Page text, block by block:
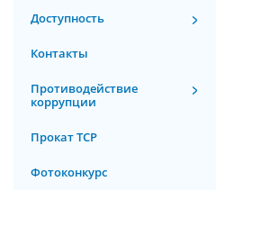
Доступность
Контакты
Противодействие
коррупции
Прокат ТСР
Фотоконкурс